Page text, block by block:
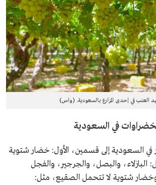
العنب في إحدى المزارع بالسعودية. (واس)
في السعودية
في السعودية إلى قسمين، الأول: خضار شتوية
والبصل، والجرجير، والفجل
وخضار شتوية لا تتحمل الصقيع، مثل: